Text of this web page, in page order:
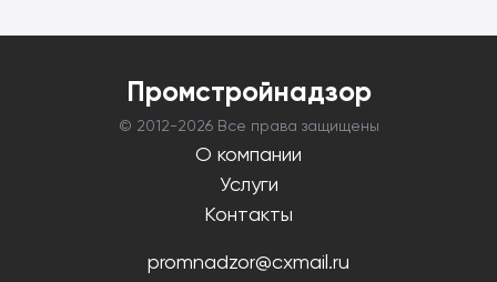
Промстройнадзор
© 2012-2026 Все права защищены
О компании
Услуги
Контакты
promnadzor@cxmail.ru